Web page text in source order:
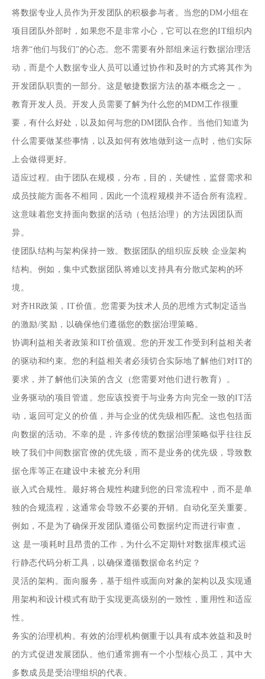
将数据专业人员作为开发团队的积极参与者。当您的DM小组在
项目团队外部时，如果您不是非常小心，它可以在您的IT组织内
培养“他们与我们”的心态。您不需要有外部组来运行数据治理活
动，而是个人数据专业人员可以通过协作和及时的方式将其作为
开发团队职责的一部分。这是敏捷数据方法的基本概念之一 。
教育开发人员。开发人员需要了解为什么您的MDM工作很重
要，有什么好处，以及如何与您的DM团队合作。当他们知道为
什么需要做某些事情，以及如何有效地做到这一点时，他们实际
上会做得更好。
适应过程。由于团队在规模，分布，目的，关键性，监督需求和
成员技能方面各不相同，因此一个流程规模并不适合所有流程。
这意味着您支持面向数据的活动（包括治理）的方法因团队而
异。
使团队结构与架构保持一致。数据团队的组织应反映企业架构
结构。例如，集中式数据团队将难以支持具有分散式架构的环
境。
对齐HR政策，IT价值。您需要为技术人员的思维方式制定适当
的激励/奖励，以确保他们遵循您的数据治理策略。
协调利益相关者政策和IT价值观。您的开发工作受到利益相关者
的驱动和约束。您的利益相关者必须切合实际地了解他们对IT的
要求，并了解他们决策的含义（您需要对他们进行教育）。
业务驱动的项目管道。您应该投资于与业务方向完全一致的IT活
动，返回可定义的价值，并与企业的优先级相匹配。这也包括面
向数据的活动。不幸的是，许多传统的数据治理策略似乎往往反
映了我们中间数据官僚的优先级，而不是业务的优先级，导致数
据仓库等正在建设中未被充分利用
嵌入式合规性。最好将合规性构建到您的日常流程中，而不是单
独的合规流程，这通常会导致不必要的开销。自动化至关重要。
例如，不是为了确保开发团队遵循公司数据约定而进行审查，
这是一项耗时且昂贵的工作 ，为什么不定期针对数据库模式运
行静态代码分析工具，以确保遵循数据命名约定？
灵活的架构。面向服务，基于组件或面向对象的架构以及实现通
用架构和设计模式有助于实现更高级别的一致性，重用性和适应
性。
务实的治理机构。有效的治理机构侧重于以具有成本效益和及时
的方式促进发展团队。他们通常拥有一个小型核心员工，其中大
多数成员是受治理组织的代表。